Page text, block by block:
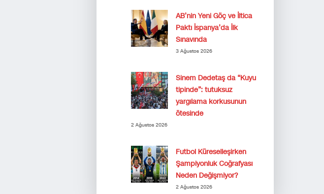
AB’nin Yeni Göç ve İltica
Paktı İspanya’da İlk
Sınavında
3 Ağustos 2026
Sinem Dedetaş da “Kuyu
tipinde”: tutuksuz
yargılama korkusunun
ötesinde
2 Ağustos 2026
Futbol Küreselleşirken
Şampiyonluk Coğrafyası
Neden Değişmiyor?
2 Ağustos 2026